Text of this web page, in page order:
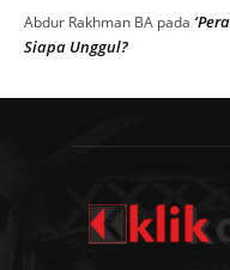
Abdur Rakhman BA pada
Siapa Unggul?